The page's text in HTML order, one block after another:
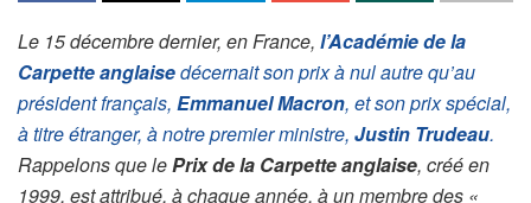
Le 15 décembre dernier, en France, l’Académie de la
Carpette anglaisedécernait son prix à nul autre qu’au
président français, Emmanuel Macron, et son prix spécial,
à titre étranger, à notre premier ministre, Justin Trudeau.
Rappelons que lePrix de la Carpette anglaise, créé en
1999, est attribué, à chaque année, à un membre des «